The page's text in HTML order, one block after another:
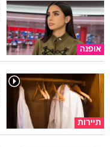
אופנה
תיירות